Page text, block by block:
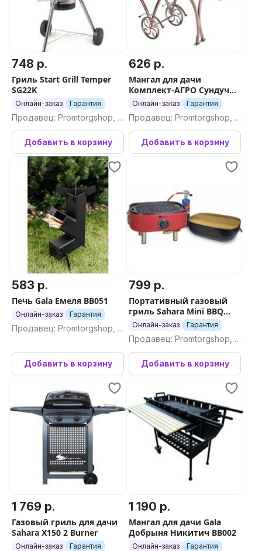
748 р.
Гриль Start Grill Temper
SG22K
Онлайн-заказ Гарантия
Продавец: Promtorgshop, П
ромторгшоп
Добавить в корзину
626 р.
Мангал для дачи
Комплект-АГРО Сундучок
KA5955
Онлайн-заказ Гарантия
Продавец: Promtorgshop, П
ромторгшоп
Добавить в корзину
583 р.
Печь Gala Емеля BB051
Онлайн-заказ Гарантия
Продавец: Promtorgshop, П
Добавить в корзину
799 р.
Портативный газовый
гриль Sahara Mini BBQ
(красный)
Онлайн-заказ Гарантия
Продавец: Promtorgshop, П
ромторгшоп
Добавить в корзину
1 769 р.
Газовый гриль для дачи
Sahara X150 2 Burner
Онлайн-заказ Гарантия
1 190 р.
Мангал для дачи Gala
Добрыня Никитич BB002
Онлайн-заказ Гарантия